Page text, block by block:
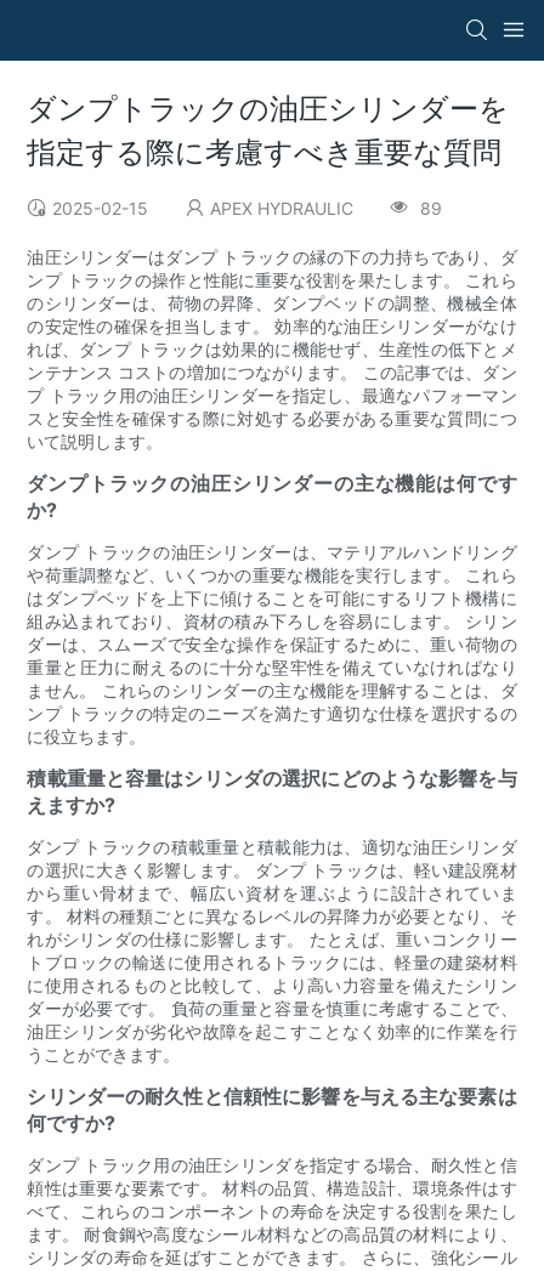
ダンプトラックの油圧シリンダーを
指定する際に考慮すべき重要な質問
2025-02-15 APEX HYDRAULIC 89
油圧シリンダーはダンプ トラックの縁の下の力持ちであり、ダ
ンプ トラックの操作と性能に重要な役割を果たします。 これら
のシリンダーは、荷物の昇降、ダンプベッドの調整、機械全体
の安定性の確保を担当します。 効率的な油圧シリンダーがなけ
れば、ダンプ トラックは効果的に機能せず、生産性の低下とメ
ンテナンス コストの増加につながります。 この記事では、ダン
プ トラック用の油圧シリンダーを指定し、最適なパフォーマン
スと安全性を確保する際に対処する必要がある重要な質問につ
いて説明します。
ダンプトラックの油圧シリンダーの主な機能は何です
か?
ダンプ トラックの油圧シリンダーは、マテリアルハンドリング
や荷重調整など、いくつかの重要な機能を実行します。 これら
はダンプベッドを上下に傾けることを可能にするリフト機構に
組み込まれており、資材の積み下ろしを容易にします。 シリン
ダーは、スムーズで安全な操作を保証するために、重い荷物の
重量と圧力に耐えるのに十分な堅牢性を備えていなければなり
ません。 これらのシリンダーの主な機能を理解することは、ダ
ンプ トラックの特定のニーズを満たす適切な仕様を選択するの
に役立ちます。
積載重量と容量はシリンダの選択にどのような影響を与
えますか?
ダンプ トラックの積載重量と積載能力は、適切な油圧シリンダ
の選択に大きく影響します。 ダンプ トラックは、軽い建設廃材
から重い骨材まで、幅広い資材を運ぶように設計されていま
す。 材料の種類ごとに異なるレベルの昇降力が必要となり、そ
れがシリンダの仕様に影響します。 たとえば、重いコンクリー
トブロックの輸送に使用されるトラックには、軽量の建築材料
に使用されるものと比較して、より高い力容量を備えたシリン
ダーが必要です。 負荷の重量と容量を慎重に考慮することで、
油圧シリンダが劣化や故障を起こすことなく効率的に作業を行
うことができます。
シリンダーの耐久性と信頼性に影響を与える主な要素は
何ですか?
ダンプ トラック用の油圧シリンダを指定する場合、耐久性と信
頼性は重要な要素です。 材料の品質、構造設計、環境条件はす
べて、これらのコンポーネントの寿命を決定する役割を果たし
ます。 耐食鋼や高度なシール材料などの高品質の材料により、
シリンダの寿命を延ばすことができます。 さらに、強化シール